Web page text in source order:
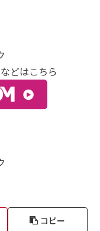
どはこちら
コピー